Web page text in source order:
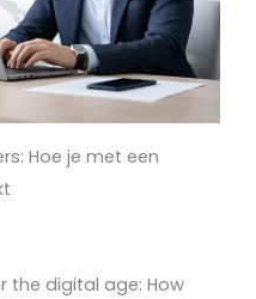
Hoe je met een
the digital age: How